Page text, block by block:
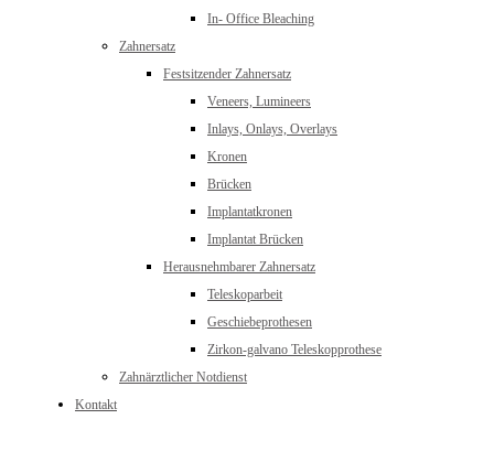
In- Office Bleaching
Zahnersatz
Festsitzender Zahnersatz
Veneers, Lumineers
Inlays, Onlays, Overlays
Kronen
Brücken
Implantatkronen
Implantat Brücken
Herausnehmbarer Zahnersatz
Teleskoparbeit
Geschiebeprothesen
Zirkon-galvano Teleskopprothese
Zahnärztlicher Notdienst
Kontakt